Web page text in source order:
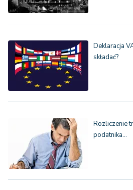
Deklaracja
składać?
Rozliczenie
podatnika…